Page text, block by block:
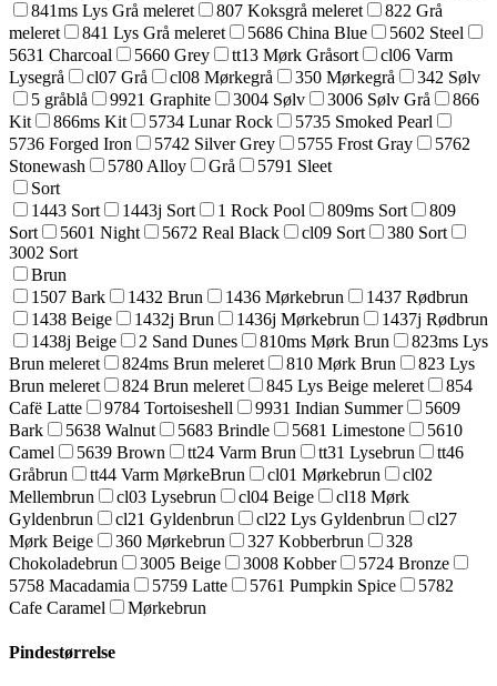
841ms Lys Grå meleret
807 Koksgrå meleret
822 Grå
meleret
841 Lys Grå meleret 5686 China Blue
5602 Steel
5631 Charcoal
5660 Grey tt13 Mørk Gråsort
cl06 Varm
Lysegrå
cl07 Grå cl08 Mørkegrå 350 Mørkegrå
342 Sølv
5 gråblå
9921 Graphite 3004 Sølv 3006 Sølv Grå
866
Kit
866ms Kit 5734 Lunar Rock
5735 Smoked Pearl
5736 Forged Iron
5742 Silver Grey 5755 Frost Gray
5762
Stonewash
5780 Alloy Grå
5791 Sleet
Sort
1443 Sort
1443j Sort 1 Rock Pool 809ms Sort
809
Sort
5601 Night 5672 Real Black cl09 Sort
380 Sort
3002 Sort
Brun
1507 Bark
1432 Brun 1436 Mørkebrun
1437 Rødbrun
1438 Beige
1432j Brun 1436j Mørkebrun
1437j Rødbrun
1438j Beige
2 Sand Dunes 810ms Mørk Brun
823ms Lys
Brun meleret
824ms Brun meleret 810 Mørk Brun
823 Lys
Brun meleret
824 Brun meleret 845 Lys Beige meleret
854
Cafë Latte
9784 Tortoiseshell 9931 Indian Summer
5609
Bark
5638 Walnut 5683 Brindle 5681 Limestone
5610
Camel
5639 Brown tt24 Varm Brun tt31 Lysebrun
tt46
Gråbrun
tt44 Varm MørkeBrun cl01 Mørkebrun
cl02
Mellembrun
cl03 Lysebrun cl04 Beige
cl18 Mørk
Gyldenbrun
cl21 Gyldenbrun cl22 Lys Gyldenbrun
cl27
Mørk Beige
360 Mørkebrun 327 Kobberbrun
328
Chokoladebrun
3005 Beige 3008 Kobber
5724 Bronze
5758 Macadamia
5759 Latte 5761 Pumpkin Spice
5782
Cafe Caramel
Mørkebrun
Pindestørrelse